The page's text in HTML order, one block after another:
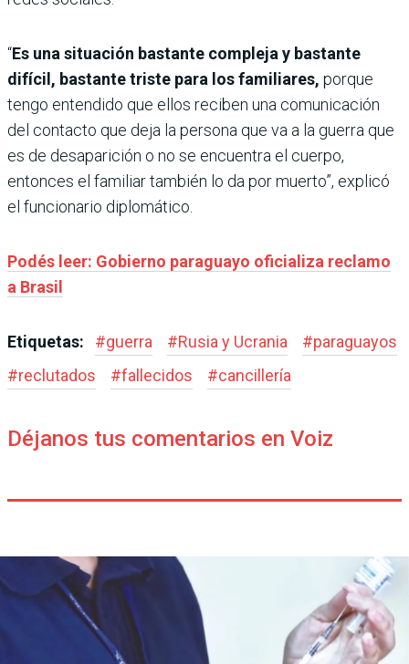
“Es una situación bastante compleja y bastante
difícil, bastante triste para los familiares, porque
tengo entendido que ellos reciben una comunicación
del contacto que deja la persona que va a la guerra que
es de desaparición o no se encuentra el cuerpo,
entonces el familiar también lo da por muerto”, explicó
el funcionario diplomático.
Podés leer: Gobierno paraguayo oficializa reclamo
a Brasil
Etiquetas: #guerra #Rusia y Ucrania #paraguayos
#reclutados #fallecidos #cancillería
Déjanos tus comentarios en Voiz